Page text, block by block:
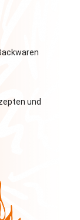
und